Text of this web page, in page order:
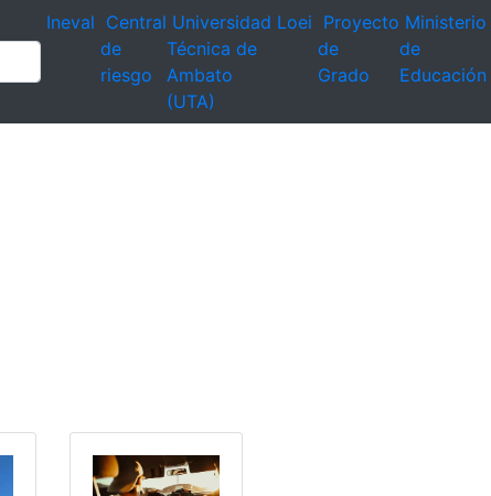
Ineval Central
de
riesgo
Universidad
Técnica de
Ambato
(UTA)
Loei Proyecto
de
Grado
Ministerio
de
Educación